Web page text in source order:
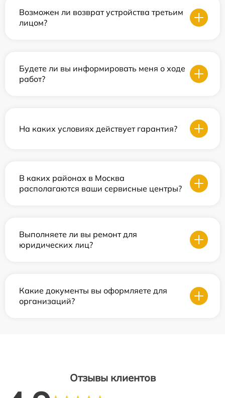
Возможен ли возврат устройства третьим
лицом?
Будете ли вы информировать меня о ходе
работ?
На каких условиях действует гарантия?
В каких районах в Москва
располагаются ваши сервисные центры?
Выполняете ли вы ремонт для
юридических лиц?
Какие документы вы оформляете для
организаций?
Отзывы клиентов